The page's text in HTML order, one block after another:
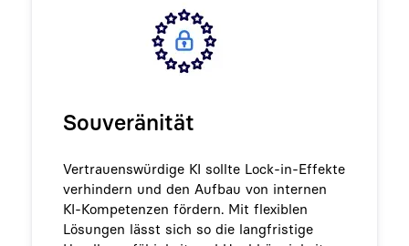
Souveränität
Vertrauenswürdige KI sollte Lock-in-Effekte
verhindern und den Aufbau von internen
KI-Kompetenzen fördern. Mit flexiblen
Lösungen lässt sich so die langfristige